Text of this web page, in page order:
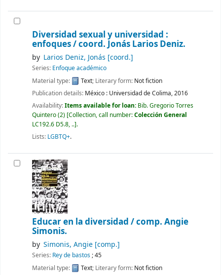
Diversidad sexual y universidad :
enfoques /coord. Jonás Larios Deniz.
by Larios Deniz, Jonás [coord.]
Series: Enfoque académico
Material type:
Text; Literary form: Not fiction
Publication details: México : Universidad de Colima,2016
Availability:Items available for loan: Bib. Gregorio Torres
Quintero(2) Collection, call number:Colección General
LC192.6 D5.8, .. .
Lists: LGBTQ+.
Educar en la diversidad /comp. Angie
Simonis.
by Simonis, Angie [comp.]
Series: Rey de bastos; 45
Material type:
Text; Literary form: Not fiction